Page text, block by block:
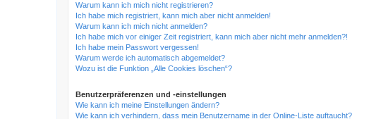
Warum kann ich mich nicht registrieren?
Ich habe mich registriert, kann mich aber nicht anmelden!
Warum kann ich mich nicht anmelden?
Ich habe mich vor einiger Zeit registriert, kann mich aber nicht mehr anmelden?!
Ich habe mein Passwort vergessen!
Warum werde ich automatisch abgemeldet?
Wozu ist die Funktion „Alle Cookies löschen“?
Benutzerpräferenzen und -einstellungen
Wie kann ich meine Einstellungen ändern?
Wie kann ich verhindern, dass mein Benutzername in der Online-Liste auftaucht?